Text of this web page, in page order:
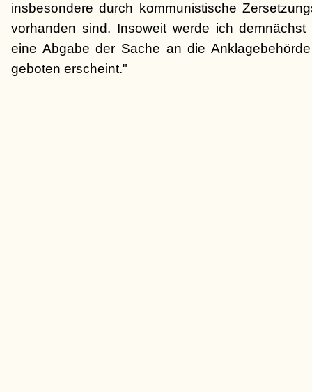
insbesondere durch kommunistische
vorhanden sind. Insoweit werde ich
eine Abgabe der Sache an die
geboten erscheint."